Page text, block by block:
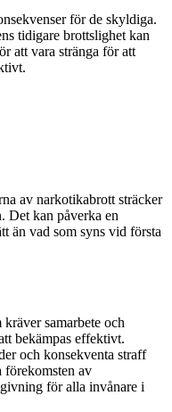
för de skyldiga.
tidigare brottslighet kan
att vara stränga för att
av narkotikabrott sträcker
Det kan påverka en
än vad som syns vid första
samarbete och
bekämpas effektivt.
och konsekventa straff
förekomsten av
för alla invånare i